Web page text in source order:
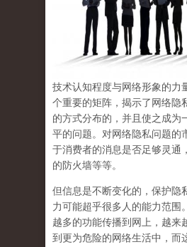
技术认知程度与网络形象的力
个重要的矩阵，揭示了网络隐
的方式分布的，并且使之成为
平的问题。对网络隐私问题的
于消费者的消息是否足够灵通
的防火墙等等。
但信息是不断变化的，保护隐
力可能超乎很多人的能力范围
越多的功能传播到网上，越来
到更为危险的网络生活中，而